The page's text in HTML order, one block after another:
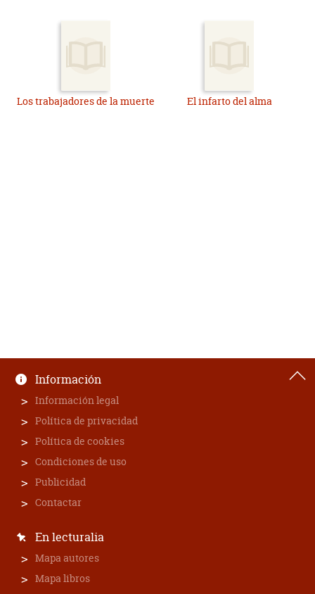
Los trabajadores de la muerte El infarto del alma
Información
Información legal
Política de privacidad
Política de cookies
Condiciones de uso
Publicidad
Contactar
En lecturalia
Mapa autores
Mapa libros